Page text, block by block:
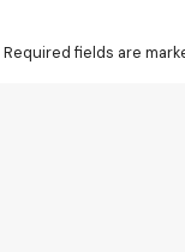
Required fields are